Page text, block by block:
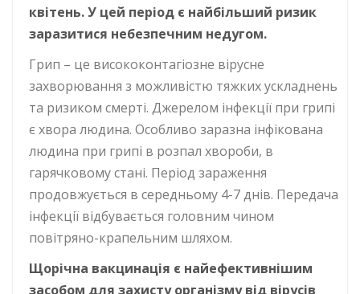
квітень. У цей період є найбільший ризик
заразитися небезпечним недугом.
Грип – це висококонтагіозне вірусне
захворювання з можливістю тяжких ускладнень
та ризиком смерті. Джерелом інфекції при грипі
є хвора людина. Особливо заразна інфікована
людина при грипі в розпал хвороби, в
гарячковому стані. Період зараження
продовжується в середньому 4-7 днів. Передача
інфекції відбувається головним чином
повітряно-крапельним шляхом.
Щорічна вакцинація є найефективнішим
засобом для захисту організму від вірусів